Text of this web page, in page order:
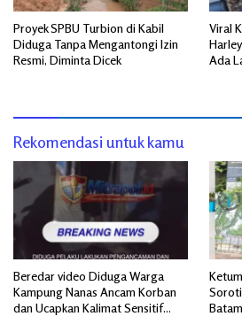
Proyek SPBU Turbion di Kabil
Diduga Tanpa Mengantongi Izin
Resmi, Diminta Dicek
Viral
Ada
Rekomendasi untuk kamu
Beredar video Diduga Warga
Kampung Nanas Ancam Korban
dan Ucapkan Kalimat Sensitif
Soroti